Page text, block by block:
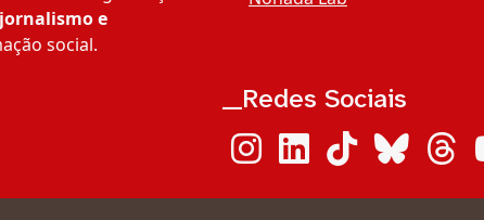
e
social.
__Redes Sociais